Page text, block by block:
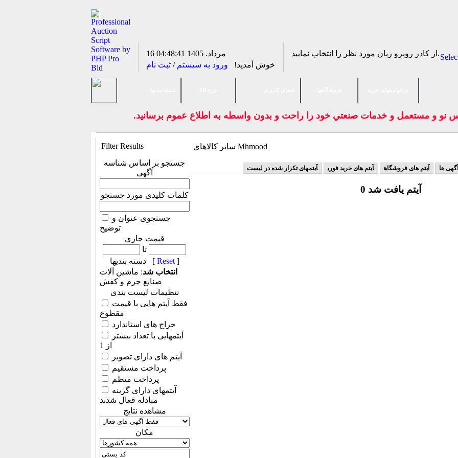
16 مرداد. 1405
04:48:41
خوش آمدید! ورود به سیستم /ثبت نام
از كادر روبرو زبان مورد نظر را انتخاب نماييد.
نو و مستعمل و خدمات صنعتي خود را راحت و بدون واسطه به اطلاع عموم برسانيد.
Filter Results
جستجو بر اساس شناسه
آگهی
کلمات کلیدی مورد جستجو
توضیح
قیمت جاری
دسته بندیها [ Reset]
انتخاب شد: ماشين آلات
صنایع چرم و کفش
تنظیمات لیست بندی
مقطوع
حراج های استاندارد
از 1
آیتم های دارای تصویر
پرداخت مستقیم
پرداخت منظم
مبادله فعال شدند
مشاهده نتایج
مكان
سایر کالاهای Mhmood
ها آیتم های فروشگاه آیتم های خرید فوری آیتمهای تکرار شده در لیست
0 آیتم یافت شد